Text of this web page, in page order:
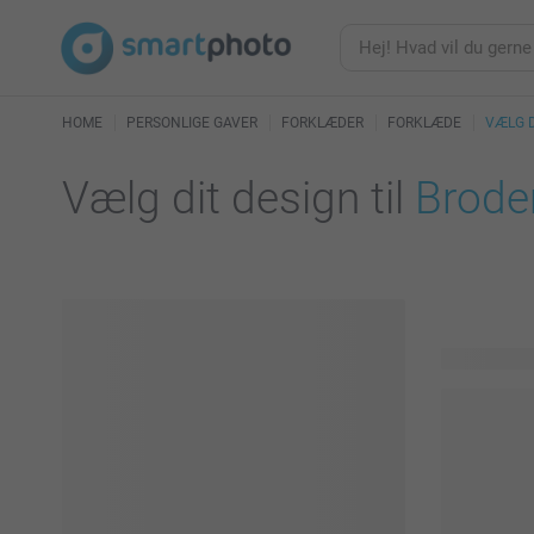
HOME PERSONLIGE GAVER FORKLÆDER FORKLÆDE VÆLG
Vælg dit design til